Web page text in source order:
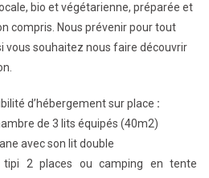
bio et végétarienne, préparée et
compris. Nous prévenir pour tout
vous souhaitez nous faire découvrir
d’hébergementsur place :
de 3 lits équipés (40m2)
avec son lit double
2 places ou camping en tente